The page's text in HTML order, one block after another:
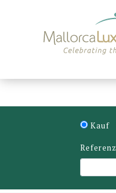
Kauf
Referenz